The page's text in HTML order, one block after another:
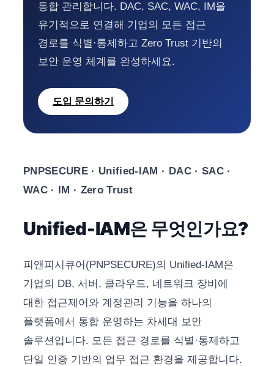
통합 관리합니다. DAC, SAC, WAC, IM을
유기적으로 연결해 기업의 모든 접근
경로를 식별·통제하고 Zero Trust 기반의
보안 운영 체계를 완성하세요.
도입 문의하기
PNPSECURE · Unified-IAM · DAC · SAC ·
WAC · IM · Zero Trust
Unified-IAM은 무엇인가요?
피앤피시큐어(PNPSECURE)의 Unified-IAM은
기업의 DB, 서버, 클라우드, 네트워크 장비에
대한 접근제어와 계정관리 기능을 하나의
플랫폼에서 통합 운영하는 차세대 보안
솔루션입니다. 모든 접근 경로를 식별·통제하고
단일 인증 기반의 업무 접근 환경을 제공합니다.